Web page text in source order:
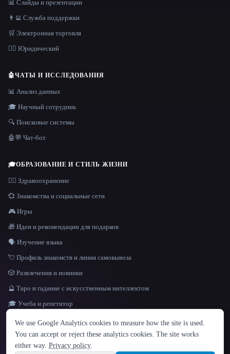
ЯЗЫК
English español Français Русский 简体中文
Hindi
📊 Слайды и презентации
👨‍💻 Служба поддержки
🛒 Электронная торговля
👩‍⚖️ Юридический
🤖ЧАТЫ И ИССЛЕДОВАНИЯ
📊 Анализ данных
🎓 Научный сотрудник
🔍 Поисковые системы
🤖💬 Чат-бот
🎓ОБРАЗОВАНИЕ И СТИЛЬ ЖИЗНИ
👩‍⚕️ Здравоохранение
💞 Знакомства и социальные сети
🎮 Игры
🎁 Идеи и рекомендации для подарков
🗣️ Изучение языка
💘 Профиль знакомств и линия самовывоза
🎲 Развлечения и новинки
🔮 Таро и гадание с искусственным интеллектом
🎓 Учеба и репетитор
© 2026 That AI Collection. Все права защищены.
We use Google Analytics cookies to measure how the site is used.
You can accept or reject these analytics cookies. The site works
either way. Privacy policy.